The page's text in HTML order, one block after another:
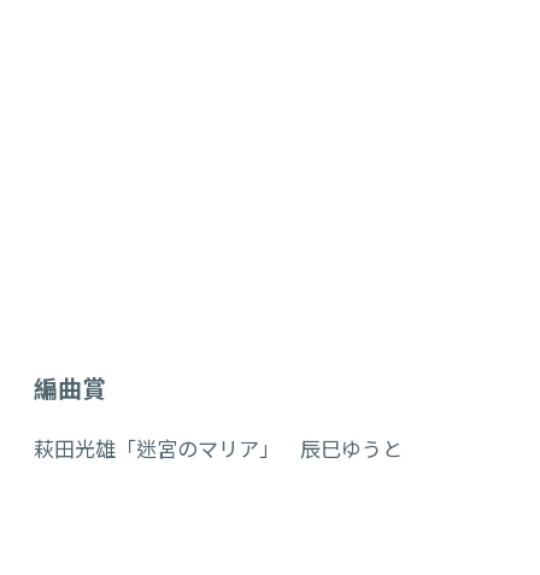
編曲賞
萩田光雄「迷宮のマリア」 辰巳ゆうと